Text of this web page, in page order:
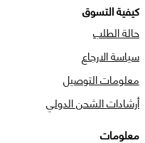
كيفية التسوق
حالة الطلب
سياسة الارجاع
معلومات التوصيل
أرشادات الشحن الدولي
معلومات